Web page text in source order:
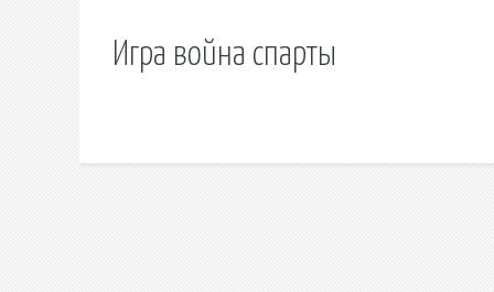
Игра война спарты